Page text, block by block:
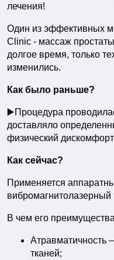
лечения!
Один из эффективных
Clinic - массаж
долгое время, только
изменились.
Как было раньше?
▶️Процедура
доставляло
физический
Как сейчас?
Применяется
В чем его
Атравматичность
тканей;